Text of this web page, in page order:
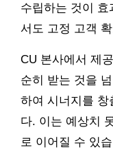
수립하는 것이 효
서도 고정 고객
CU 본사에서 제
순히 받는 것을
하여 시너지를 창
다. 이는 예상치
로 이어질 수 있